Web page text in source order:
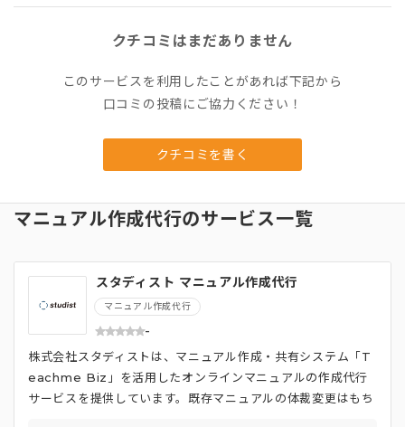
クチコミはまだありません
このサービスを利用したことがあれば下記から
口コミの投稿にご協力ください！
クチコミを書く
マニュアル作成代行のサービス一覧
スタディスト マニュアル作成代行
マニュアル作成代行
-
株式会社スタディストは、マニュアル作成・共有システム「T
eachme Biz」を活用したオンラインマニュアルの作成代行
サービスを提供しています。既存マニュアルの体裁変更はもち